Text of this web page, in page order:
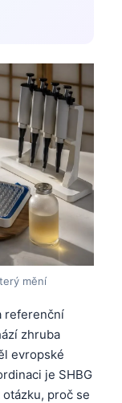
mění
referenční
zhruba
evropské
je SHBG
proč se